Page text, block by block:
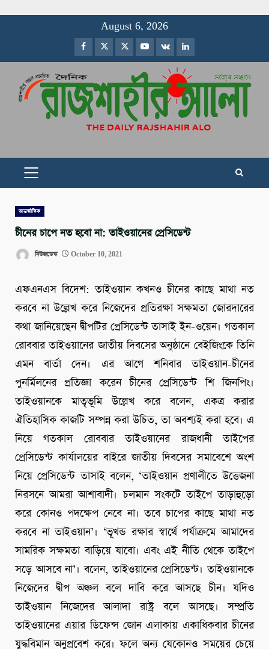
August 6, 2026
Facebook
TwitterInstagram
Youtube
VK LinkedIn
PRIMARY
আন্তর্জাতিক
চীনের চাপে নত হবো না: তাইওয়ানের প্রেসিডেন্ট
নিউজডেস্ক October 10, 2021
এফএনএস বিদেশ: তাইওয়ান কখনও চীনের কাছে মাথা নত
করবে না উল্লেখ করে নিজেদের প্রতিরক্ষা সক্ষমতা জোরদারের
কথা জানিয়েছেন দ্বীপটির প্রেসিডেন্ট তাসাই ইন-ওয়েন। গতকাল
রোববার তাইওয়ানের জাতীয় দিবসের অনুষ্ঠানে বেইজিংকে তিনি
এমন বার্তা দেন। এর আগে শনিবার তাইওয়ান-চীনের
পুনর্মিলনের প্রতিজ্ঞা করেন চীনের প্রেসিডেন্ট শি জিনপিং।
তাইওয়ানকে মাতৃভূমি উল্লেখ করে বলেন, একত্র করার
ঐতিহাসিক কাজটি সম্পন্ন করা উচিত, তা অবশ্যই করা হবে। এ
নিয়ে গতকাল রোববার তাইওয়ানের রাজধানী তাইপের
প্রেসিডেন্ট কার্যালয়ের বাইরে জাতীয় দিবসের সমাবেশে অংশ
নিয়ে প্রেসিডেন্ট তাসাই বলেন, ‘তাইওয়ান প্রণালীতে উত্তেজনা
নিরসনে আমরা আশাবাদী। চলমান সংকটে তাইপে তাড়াহুড়ো
করে কোনও পদক্ষেপ নেবে না। তবে চাপের কাছে মাথা নত
করবে না তাইওয়ান’। ‘ভূখন্ড রক্ষার স্বার্থে পর্যাক্রমে আমাদের
সামরিক সক্ষমতা বাড়িয়ে যাবো। এবং এই নীতি থেকে তাইপে
সড়ে আসবে না’। বলেন, তাইওয়ানের প্রেসিডেন্ট। তাইওয়ানকে
নিজেদের দ্বীপ অঞ্চল বলে দাবি করে আসছে চীন। যদিও
তাইওয়ান নিজেদের আলাদা রাষ্ট্র বলে আসছে। সম্প্রতি
তাইওয়ানের এয়ার ডিফেন্স জোন এলাকায় একাধিকবার চীনের
যুদ্ধবিমান অনুপ্রবেশ করে। ফলে অন্য যেকোনও সময়ের চেয়ে